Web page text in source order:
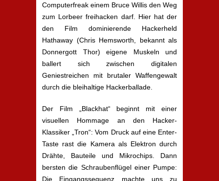
Computerfreak einem Bruce Willis den Weg
zum Lorbeer freihacken darf. Hier hat der
den Film dominierende Hackerheld
Hathaway (Chris Hemsworth, bekannt als
Donnergott Thor) eigene Muskeln und
ballert sich zwischen digitalen
Geniestreichen mit brutaler Waffengewalt
durch die bleihaltige Hackerballade.
Der Film „Blackhat“ beginnt mit einer
visuellen Hommage an den Hacker-
Klassiker „Tron“: Vom Druck auf eine Enter-
Taste rast die Kamera als Elektron durch
Drähte, Bauteile und Mikrochips. Dann
bersten die Schraubenflügel einer Pumpe:
Die Eingangssequenz machte uns zu